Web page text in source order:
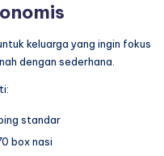
keluarga yang ingin fokus
dengan sederhana.
standar
box nasi